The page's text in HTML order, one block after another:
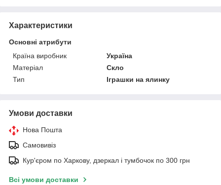
Характеристики
Основні атрибути
Країна виробник
Україна
Матеріал
Скло
Тип
Іграшки на ялинку
Умови доставки
Нова Пошта
Самовивіз
Кур'єром по Харкову, дзеркал і тумбочок по 300 грн
Всі умови доставки